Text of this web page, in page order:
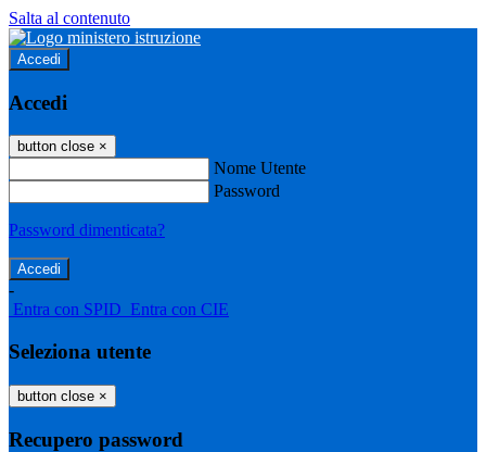
Salta al contenuto
Accedi
Accedi
button close ×
Nome Utente
Password
Password dimenticata?
-
Entra con SPID Entra con CIE
Seleziona utente
button close ×
Recupero password